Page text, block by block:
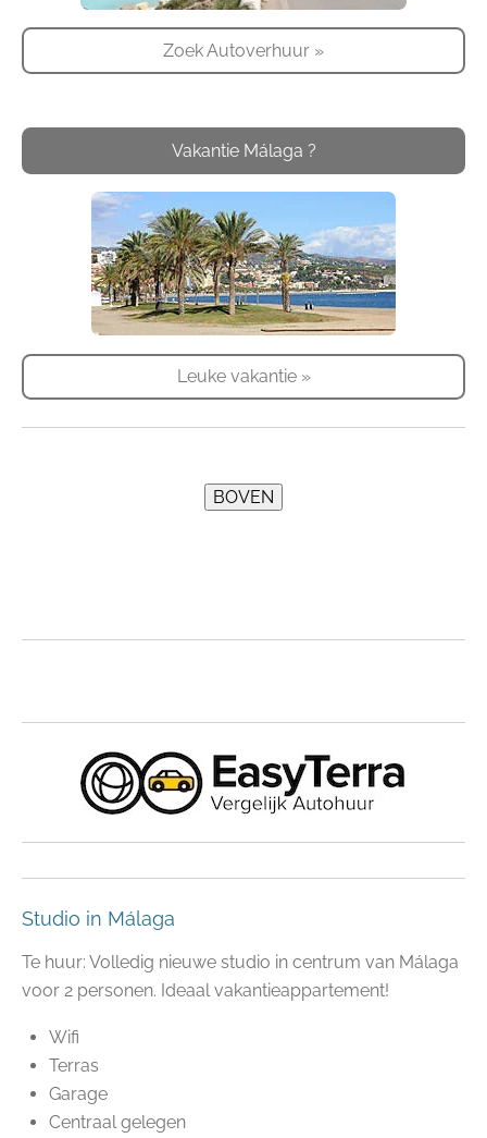
Zoek Autoverhuur »
Vakantie Málaga ?
Leuke vakantie »
Studio in Málaga
Te huur: Volledig nieuwe studio in centrum van Málaga
voor 2 personen. Ideaal vakantieappartement!
Wifi
Terras
Garage
Centraal gelegen